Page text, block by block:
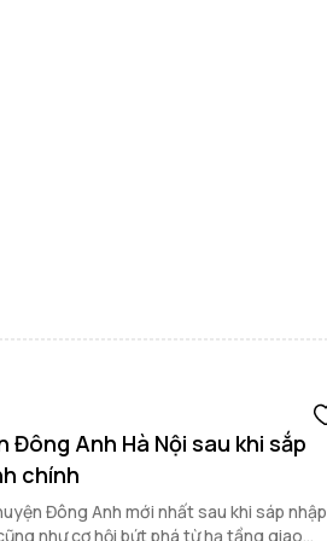
Đông Anh Hà Nội sau khi sắp
chính
Đông Anh mới nhất sau khi sáp nhập
như cơ hội bứt phá từ hạ tầng giao